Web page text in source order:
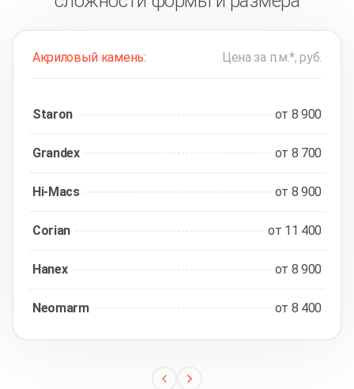
Акриловый камень: Цена за п.м.*, руб.
Staron от 8 900
Grandex от 8 700
Hi-Macs от 8 900
Corian от 11 400
Hanex от 8 900
Neomarm от 8 400